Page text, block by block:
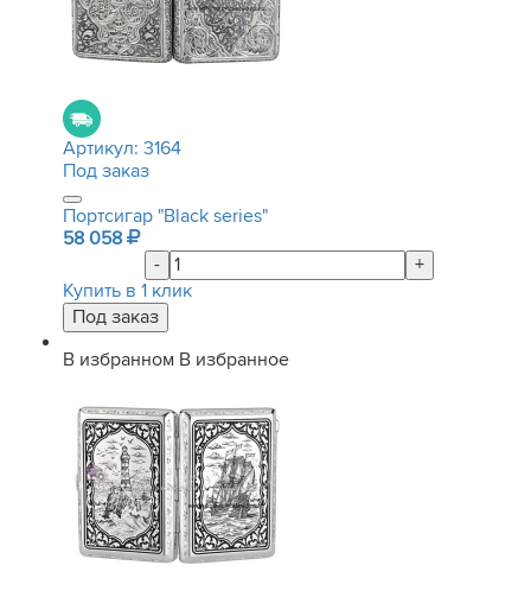
Артикул: 3164
Под заказ
Портсигар "Black series"
58 058
-
+
Купить в 1 клик
В избранном В избранное